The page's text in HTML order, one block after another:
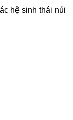
hệ sinh thái núi